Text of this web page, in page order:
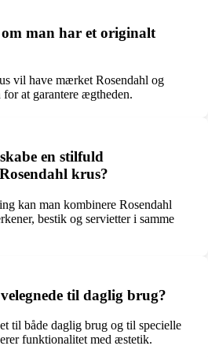
man har et originalt
vil have mærket Rosendahl og
at garantere ægtheden.
en stilfuld
krus?
kan man kombinere Rosendahl
bestik og servietter i samme
til daglig brug?
til både daglig brug og til specielle
funktionalitet med æstetik.